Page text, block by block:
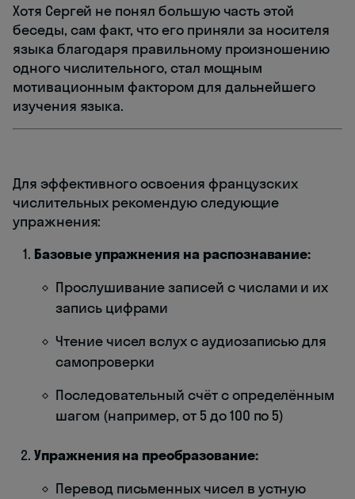
Хотя Сергей не понял большую часть этой
беседы, сам факт, что его приняли за носителя
языка благодаря правильному произношению
одного числительного, стал мощным
мотивационным фактором для дальнейшего
изучения языка.
Для эффективного освоения французских
числительных рекомендую следующие
упражнения:
Базовые упражнения на распознавание:
Прослушивание записей с числами и их
запись цифрами
Чтение чисел вслух с аудиозаписью для
самопроверки
Последовательный счёт с определённым
шагом (например, от 5 до 100 по 5)
Упражнения на преобразование:
Перевод письменных чисел в устную